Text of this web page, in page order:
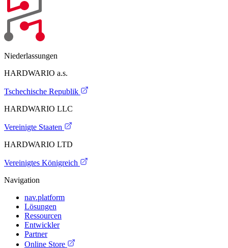
Niederlassungen
HARDWARIO a.s.
Tschechische Republik
HARDWARIO LLC
Vereinigte Staaten
HARDWARIO LTD
Vereinigtes Königreich
Navigation
nav.platform
Lösungen
Ressourcen
Entwickler
Partner
Online Store